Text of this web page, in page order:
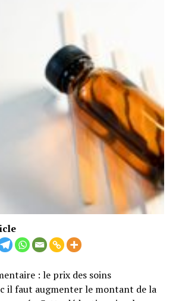
: le prix des soins
il faut augmenter le montant de la